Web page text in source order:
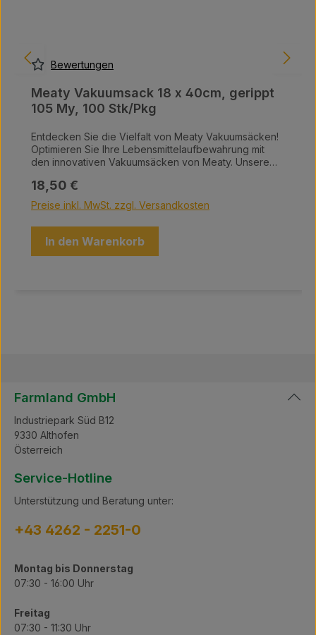
Bewertungen
Meaty Vakuumsack 18 x 40cm, gerippt
105 My, 100 Stk/Pkg
Entdecken Sie die Vielfalt von Meaty Vakuumsäcken!
Optimieren Sie Ihre Lebensmittelaufbewahrung mit
den innovativen Vakuumsäcken von Meaty. Unsere
Größen erhältlich und bieten die perfekte Lösung, um
Ihre Lebensmittel frisch zu halten und Platz in Ihrer
Küche zu sparen. Warum Meaty Vakuumsäcke?
Maximale Frische: Schützen Sie Ihre Lebensmittel vor
Luft, Feuchtigkeit und Gefrierbrand – für einen
Vakuumsäcken – für eine organisierte und effiziente
Lagerung. Bestellen Sie noch heute und erleben Sie,
wie einfach es sein kann, Ihre Lebensmittel frisch und
köstlich zu halten! Übersicht Größe: 18 x 40 cm
Regulärer Preis:
18,50 €
Preise inkl. MwSt. zzgl. Versandkosten
In den Warenkorb
Farmland GmbH
Industriepark Süd B12
9330 Althofen
Österreich
Service-Hotline
Unterstützung und Beratung unter:
+43 4262 - 2251-0
Montag bis Donnerstag
07:30 - 16:00 Uhr
Freitag
07:30 - 11:30 Uhr